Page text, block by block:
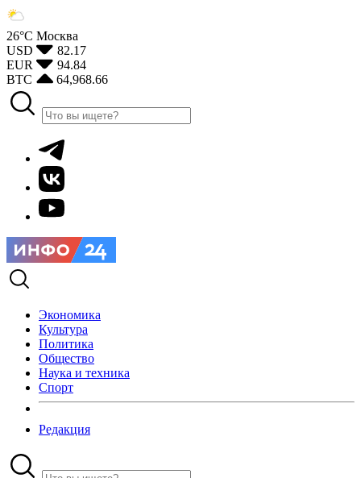
26°С Москва
USD
82.17
EUR
94.84
BTC
64,968.66
Экономика
Культура
Политика
Общество
Наука и техника
Спорт
Редакция